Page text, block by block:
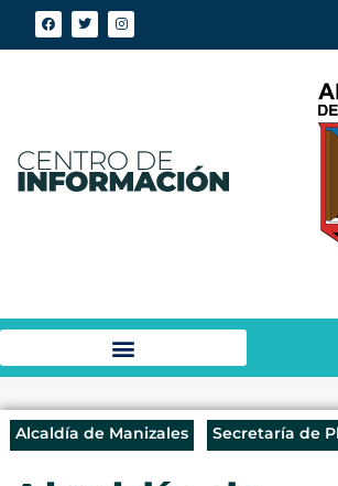
Alcaldía de Manizales Secretaría de